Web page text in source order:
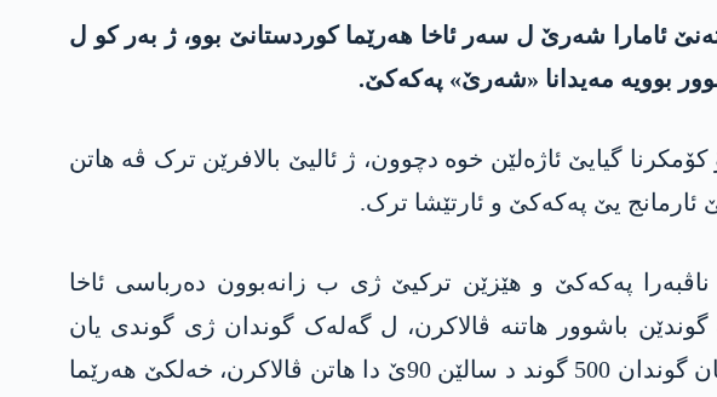
ئامارا شەرێ ل سەر ئاخا هەرێما کوردستانێ بوو، ژ بەر کو ل
بوویە مه‌یدانا «شەرێ» په‌كه‌كێ.
گیایێ ئاژه‌لێن خوە دچوون، ژ ئالیێ بالافرێن ترک ڤە هاتن
شەرێ د ناڤبەرا په‌كه‌كێ و هێزێن ترکیێ ژی ب زانەبوون دەرباسی ئاخا
باشوورێ کوردستانێ هاتە کرن، هەتا نها ژ بەر شەر و ئالۆزیێن په‌كه‌كێ نێزیکی 800 گوندێن باشوور هاتنە ڤالاکرن، ل گەلەک گوندان ژی گوندی یان
هاڤینێ دچن و زڤستانێ ڤالا دکن، یان ژی ب رۆژ دچن و ب شەڤ ڤەدگەرن باژار، ژ ڤان گوندان 500 گوند د سالێن 90ێ دا هاتن ڤالاکرن، خەلکێ هەرێما